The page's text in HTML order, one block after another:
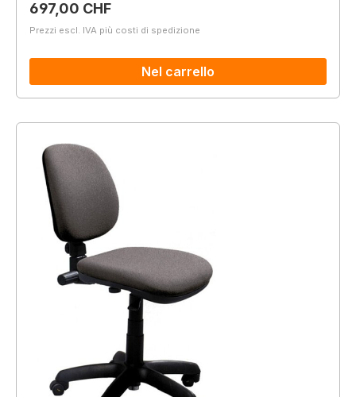
Prezzo normale:
697,00 CHF
Prezzi escl. IVA più costi di spedizione
Nel carrello